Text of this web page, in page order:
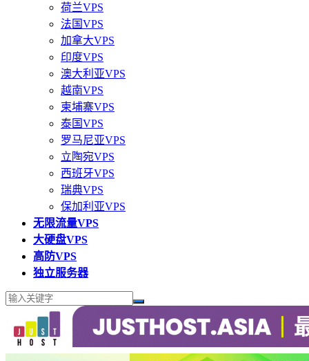
荷兰VPS
法国VPS
加拿大VPS
印度VPS
澳大利亚VPS
越南VPS
柬埔寨VPS
泰国VPS
罗马尼亚VPS
立陶宛VPS
西班牙VPS
瑞典VPS
保加利亚VPS
无限流量VPS
大硬盘VPS
高防VPS
独立服务器